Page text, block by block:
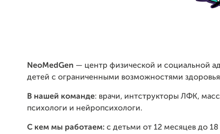
NeoMedGen — центр физической и социальной
детей с ограниченными возможностями
В нашей команде: врачи, интструкторы ЛФК,
психологи и нейропсихологи.
С кем мы работаем: с детьми от 12 месяцев до 18